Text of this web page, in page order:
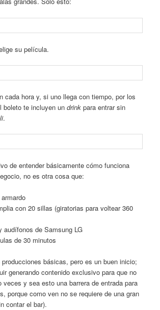
su película.
cada hora y, si uno llega con tiempo, por los
boleto te incluyen undrink para entrar sin
.
de entender básicamente cómo funciona
no es otra cosa que:
con 20 sillas (giratorias para voltear 360
audífonos de Samsung LG
de 30 minutos
producciones básicas, pero es un buen inicio;
generando contenido exclusivo para que no
y sea esto una barrera de entrada para
porque como ven no se requiere de una gran
contar el bar).